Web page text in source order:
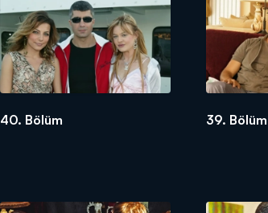
40. Bölüm 39. Bölüm